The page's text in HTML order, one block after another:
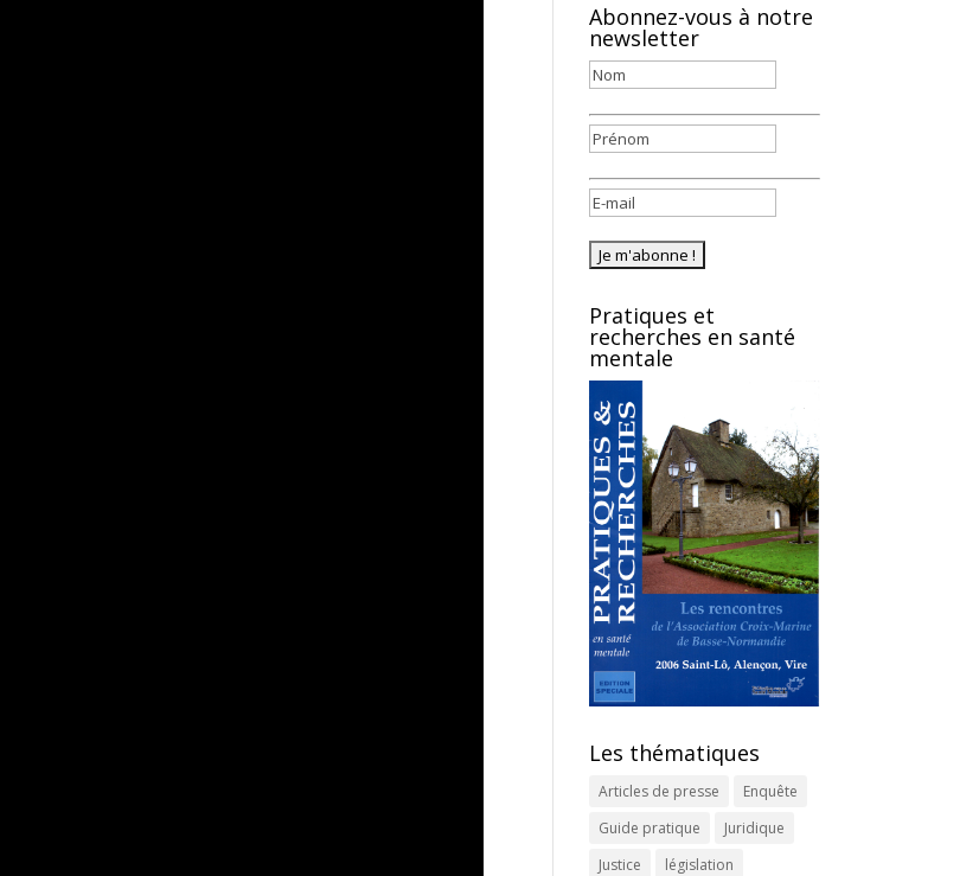
Abonnez-vous à notre
newsletter
Pratiques et
recherches en santé
mentale
Les thématiques
Articles de presse
Enquête
Guide pratique
Juridique
Justice
législation